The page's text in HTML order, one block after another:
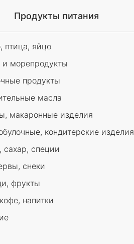
Продукты питания
птица, яйцо
и морепродукты
продукты
масла
макаронные изделия
кондитерские изделия
сахар, специи
снеки
фрукты
напитки